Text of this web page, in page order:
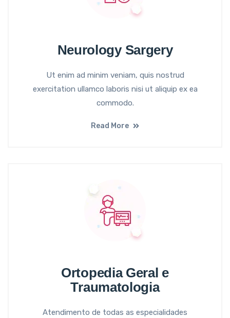
Neurology Sargery
Ut enim ad minim veniam, quis nostrud
exercitation ullamco laboris nisi ut aliquip ex ea
commodo.
Read More
Ortopedia Geral e
Traumatologia
Atendimento de todas as especialidades